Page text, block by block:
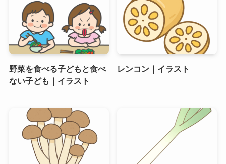
野菜を食べる子どもと食べ
ない子ども｜イラスト
レンコン｜イラスト